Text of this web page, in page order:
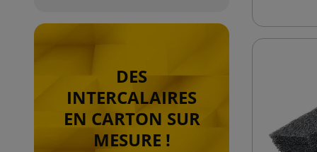
DES
INTERCALAIRES
EN CARTON SUR
MESURE !